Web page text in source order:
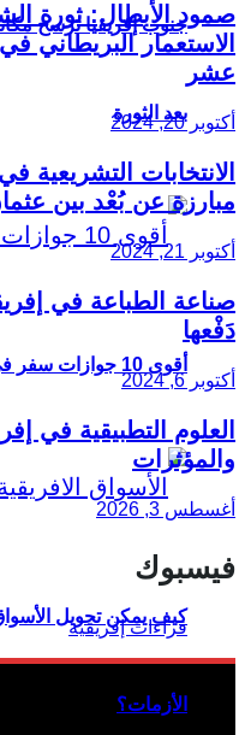
جنوب إفريقيا ترسخ
بعد الثورة
أقوى 10 جوازات سفر في إفريقيا لعام 2026
كيف يمكن تحويل
الأزمات؟
صمود الأبطال: ثورة
الاستعمار البريطاني
عشر
أكتوبر 20, 2024
الانتخابات التشريعية
مبارزة عن بُعْد بين
أكتوبر 21, 2024
صناعة الطباعة في
دَفْعها
أكتوبر 6, 2024
العلوم التطبيقية في
والمؤثرات
أغسطس 3, 2026
فيسبوك